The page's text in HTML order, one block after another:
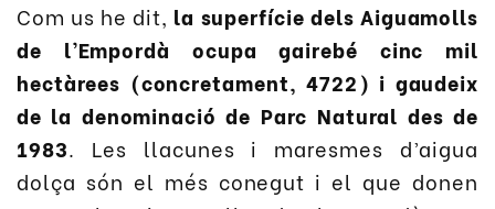
Com us he dit, la superfície dels Aiguamolls
de l’Empordà ocupa gairebé cinc mil
hectàrees (concretament, 4722) i gaudeix
de la denominació de Parc Natural des de
1983. Les llacunes i maresmes d’aigua
dolça són el més conegut i el que donen